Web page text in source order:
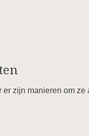
zijn manieren om